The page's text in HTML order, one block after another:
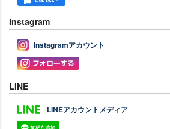
Instagram
Instagramアカウント
LINE
LINEアカウントメディア